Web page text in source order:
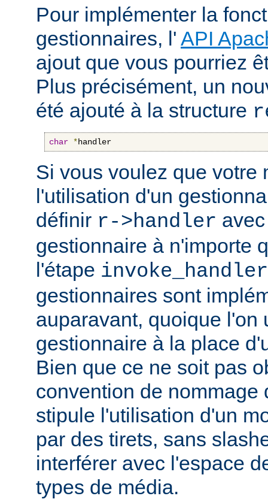
Pour implémenter la
gestionnaires, l' API
ajout que vous pourriez
Plus précisément, un
été ajouté à la structure
char *handler
Si vous voulez que votre
l'utilisation d'un
définir r->handler
gestionnaire à n'importe
l'étape invoke_handler
gestionnaires sont
auparavant, quoique l'on
gestionnaire à la place
Bien que ce ne soit pas
convention de nommage
stipule l'utilisation d'un
par des tirets, sans
interférer avec l'espace
types de média.